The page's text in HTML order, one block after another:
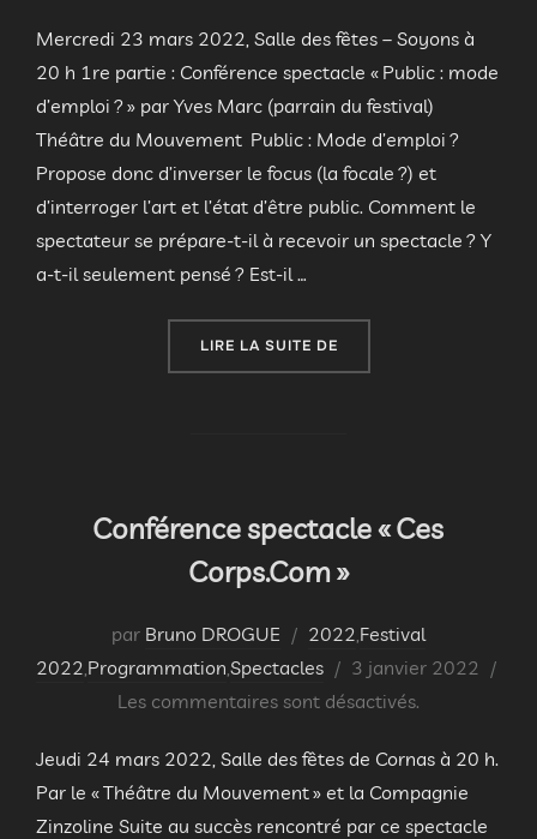
Mercredi 23 mars 2022, Salle des fêtes – Soyons à
20 h 1re partie : Conférence spectacle « Public : mode
d’emploi ? » par Yves Marc (parrain du festival)
Théâtre du Mouvement Public : Mode d’emploi ?
Propose donc d’inverser le focus (la focale ?) et
d’interroger l’art et l’état d’être public. Comment le
spectateur se prépare-t-il à recevoir un spectacle ? Y
a-t-il seulement pensé ? Est-il …
LIRE LA SUITE DE« SOIRÉE DÉCOUVERTE
Conférence spectacle « Ces
Corps.Com »
par Bruno DROGUE 2022 Festival
2022 Programmation Spectacles
Publié
le
3 janvier 2022
Les commentaires sont désactivés.
Jeudi 24 mars 2022, Salle des fêtes de Cornas à 20 h.
Par le « Théâtre du Mouvement » et la Compagnie
Zinzoline Suite au succès rencontré par ce spectacle